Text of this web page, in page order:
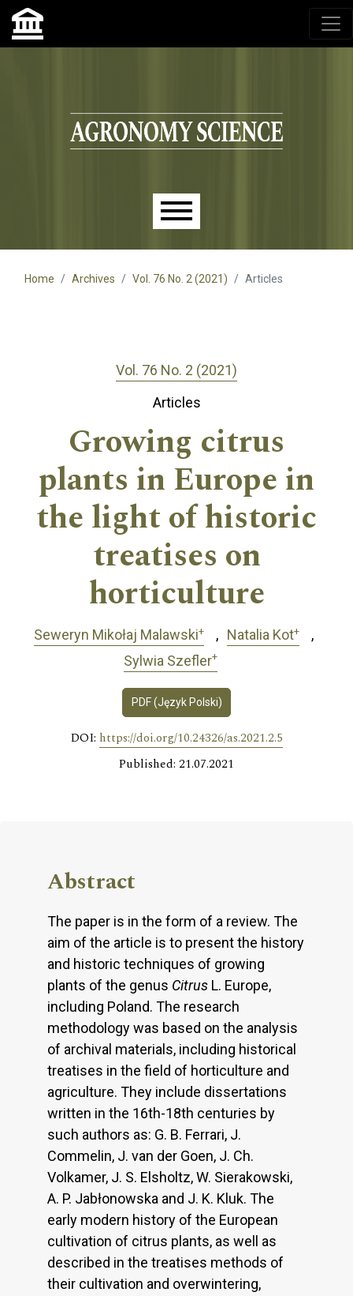
Agronomy Science, przyrodniczy lublin, czasopisma up,
czasopisma uniwersytet przyrodniczy lublin
Skip to main navigation menu
Skip to main content
Skip to site footer
Main menu
Home Archives Vol. 76 No. 2 (2021) Articles
Vol. 76 No. 2 (2021)
Articles
Growing citrus
plants in Europe in
the light of historic
treatises on
horticulture
Seweryn Mikołaj Malawski+ Natalia Kot+
Sylwia Szefler+
PDF (Język Polski)
DOI: https://doi.org/10.24326/as.2021.2.5
Published: 21.07.2021
Abstract
The paper is in the form of a review. The
aim of the article is to present the history
and historic techniques of growing
plants of the genus Citrus L. Europe,
including Poland. The research
methodology was based on the analysis
of archival materials, including historical
treatises in the field of horticulture and
agriculture. They include dissertations
written in the 16th-18th centuries by
such authors as: G. B. Ferrari, J.
Commelin, J. van der Goen, J. Ch.
Volkamer, J. S. Elsholtz, W. Sierakowski,
A. P. Jabłonowska and J. K. Kluk. The
early modern history of the European
cultivation of citrus plants, as well as
described in the treatises methods of
their cultivation and overwintering,